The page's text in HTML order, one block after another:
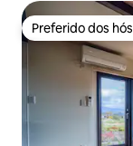
Preferido dos
Preferido dos